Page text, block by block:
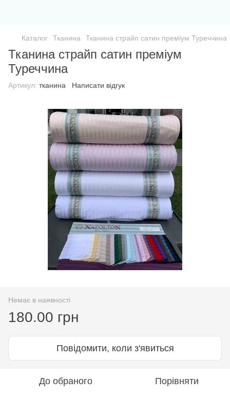
Каталог Тканина Тканина страйп сатин преміум Туреччина
Тканина страйп сатин преміум
Туреччина
Артикул: тканина Написати відгук
Немає в наявності
180.00 грн
Повідомити, коли з'явиться
До обраного Порівняти